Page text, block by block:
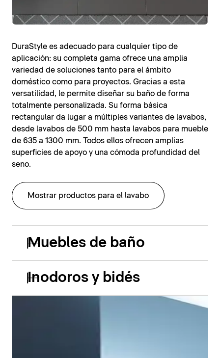
DuraStyle es adecuado para cualquier tipo de
aplicación: su completa gama ofrece una amplia
variedad de soluciones tanto para el ámbito
doméstico como para proyectos. Gracias a esta
versatilidad, le permite diseñar su baño de forma
totalmente personalizada. Su forma básica
rectangular da lugar a múltiples variantes de lavabos,
desde lavabos de 500 mm hasta lavabos para mueble
de 635 a 1300 mm. Todos ellos ofrecen amplias
superficies de apoyo y una cómoda profundidad del
seno.
Mostrar productos para el lavabo
Muebles de baño
Inodoros y bidés